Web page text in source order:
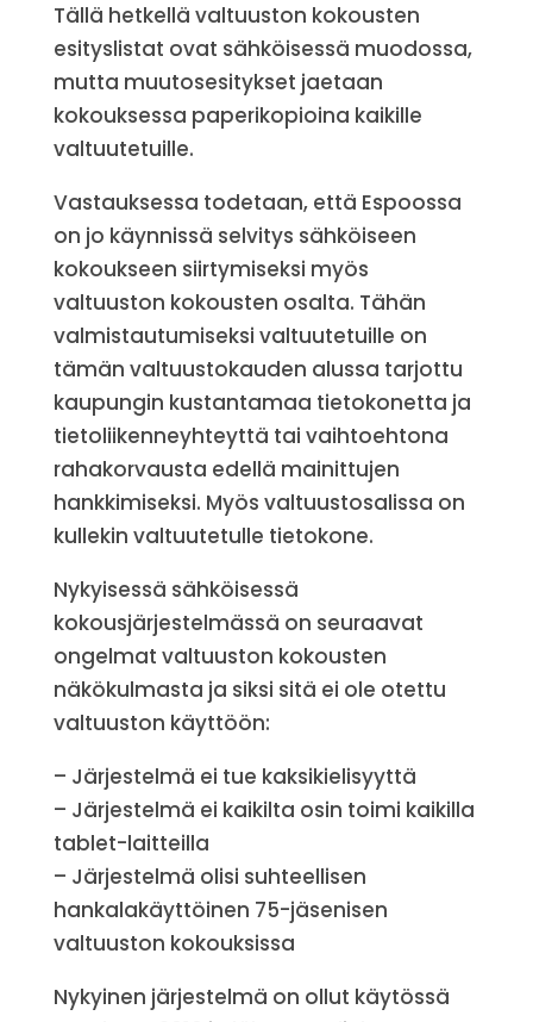
Tällä hetkellä valtuuston kokousten
esityslistat ovat sähköisessä muodossa,
mutta muutosesitykset jaetaan
kokouksessa paperikopioina kaikille
valtuutetuille.
Vastauksessa todetaan, että Espoossa
on jo käynnissä selvitys sähköiseen
kokoukseen siirtymiseksi myös
valtuuston kokousten osalta. Tähän
valmistautumiseksi valtuutetuille on
tämän valtuustokauden alussa tarjottu
kaupungin kustantamaa tietokonetta ja
tietoliikenneyhteyttä tai vaihtoehtona
rahakorvausta edellä mainittujen
hankkimiseksi. Myös valtuustosalissa on
kullekin valtuutetulle tietokone.
Nykyisessä sähköisessä
kokousjärjestelmässä on seuraavat
ongelmat valtuuston kokousten
näkökulmasta ja siksi sitä ei ole otettu
valtuuston käyttöön:
– Järjestelmä ei tue kaksikielisyyttä
– Järjestelmä ei kaikilta osin toimi kaikilla
tablet-laitteilla
– Järjestelmä olisi suhteellisen
hankalakäyttöinen 75-jäsenisen
valtuuston kokouksissa
Nykyinen järjestelmä on ollut käytössä